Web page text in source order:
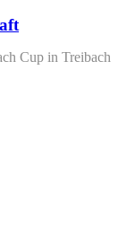
Cup in Treibach